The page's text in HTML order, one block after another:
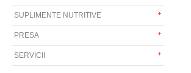
SUPLIMENTE NUTRITIVE
PRESA
SERVICII